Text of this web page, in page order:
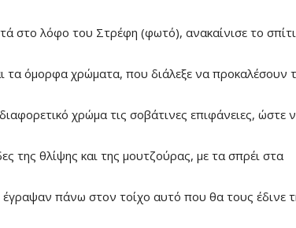
στο λόφο του Στρέφη (φωτό), ανακαίνισε το σπίτι
τα όμορφα χρώματα, που διάλεξε να προκαλέσουν
χρώμα τις σοβάτινες επιφάνειες, ώστε
της θλίψης και της μουτζούρας, με τα σπρέι στα
πάνω στον τοίχο αυτό που θα τους έδινε